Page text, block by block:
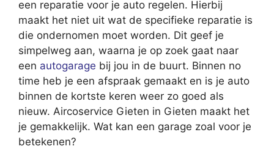
een reparatie voor je auto regelen. Hierbij
maakt het niet uit wat de specifieke reparatie is
die ondernomen moet worden. Dit geef je
simpelweg aan, waarna je op zoek gaat naar
een autogarage bij jou in de buurt. Binnen no
time heb je een afspraak gemaakt en is je auto
binnen de kortste keren weer zo goed als
nieuw. Aircoservice Gieten in Gieten maakt het
je gemakkelijk. Wat kan een garage zoal voor je
betekenen?